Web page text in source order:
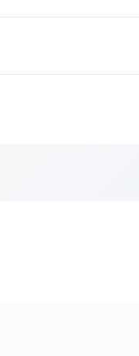
uns auf
Podcast!
#Schulwahl